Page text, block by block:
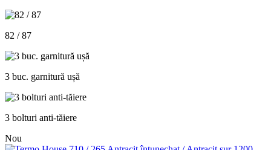
82 / 87
3 buc. garnitură ușă
3 bolturi anti-tăiere
Nou